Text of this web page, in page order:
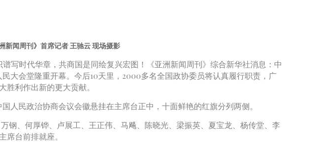
闻周刊》首席记者 王驰云 现场摄影
谱写时代华章，共商国是同绘复兴宏图！《亚洲新闻周刊》综合新华社消息：中
大会堂隆重开幕。今后10天里，2000多名全国政协委员将认真履行职责，广
利作出新的更大贡献。
民政治协商会议会徽悬挂在主席台正中，十面鲜艳的红旗分列两侧。
、何厚铧、卢展工、王正伟、马飚、陈晓光、梁振英、夏宝龙、杨传堂、李
台前排就座。